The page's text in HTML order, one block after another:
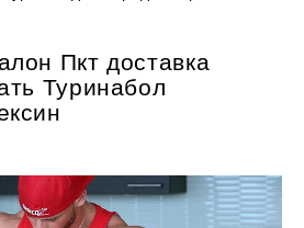
Пкт доставка
Туринабол